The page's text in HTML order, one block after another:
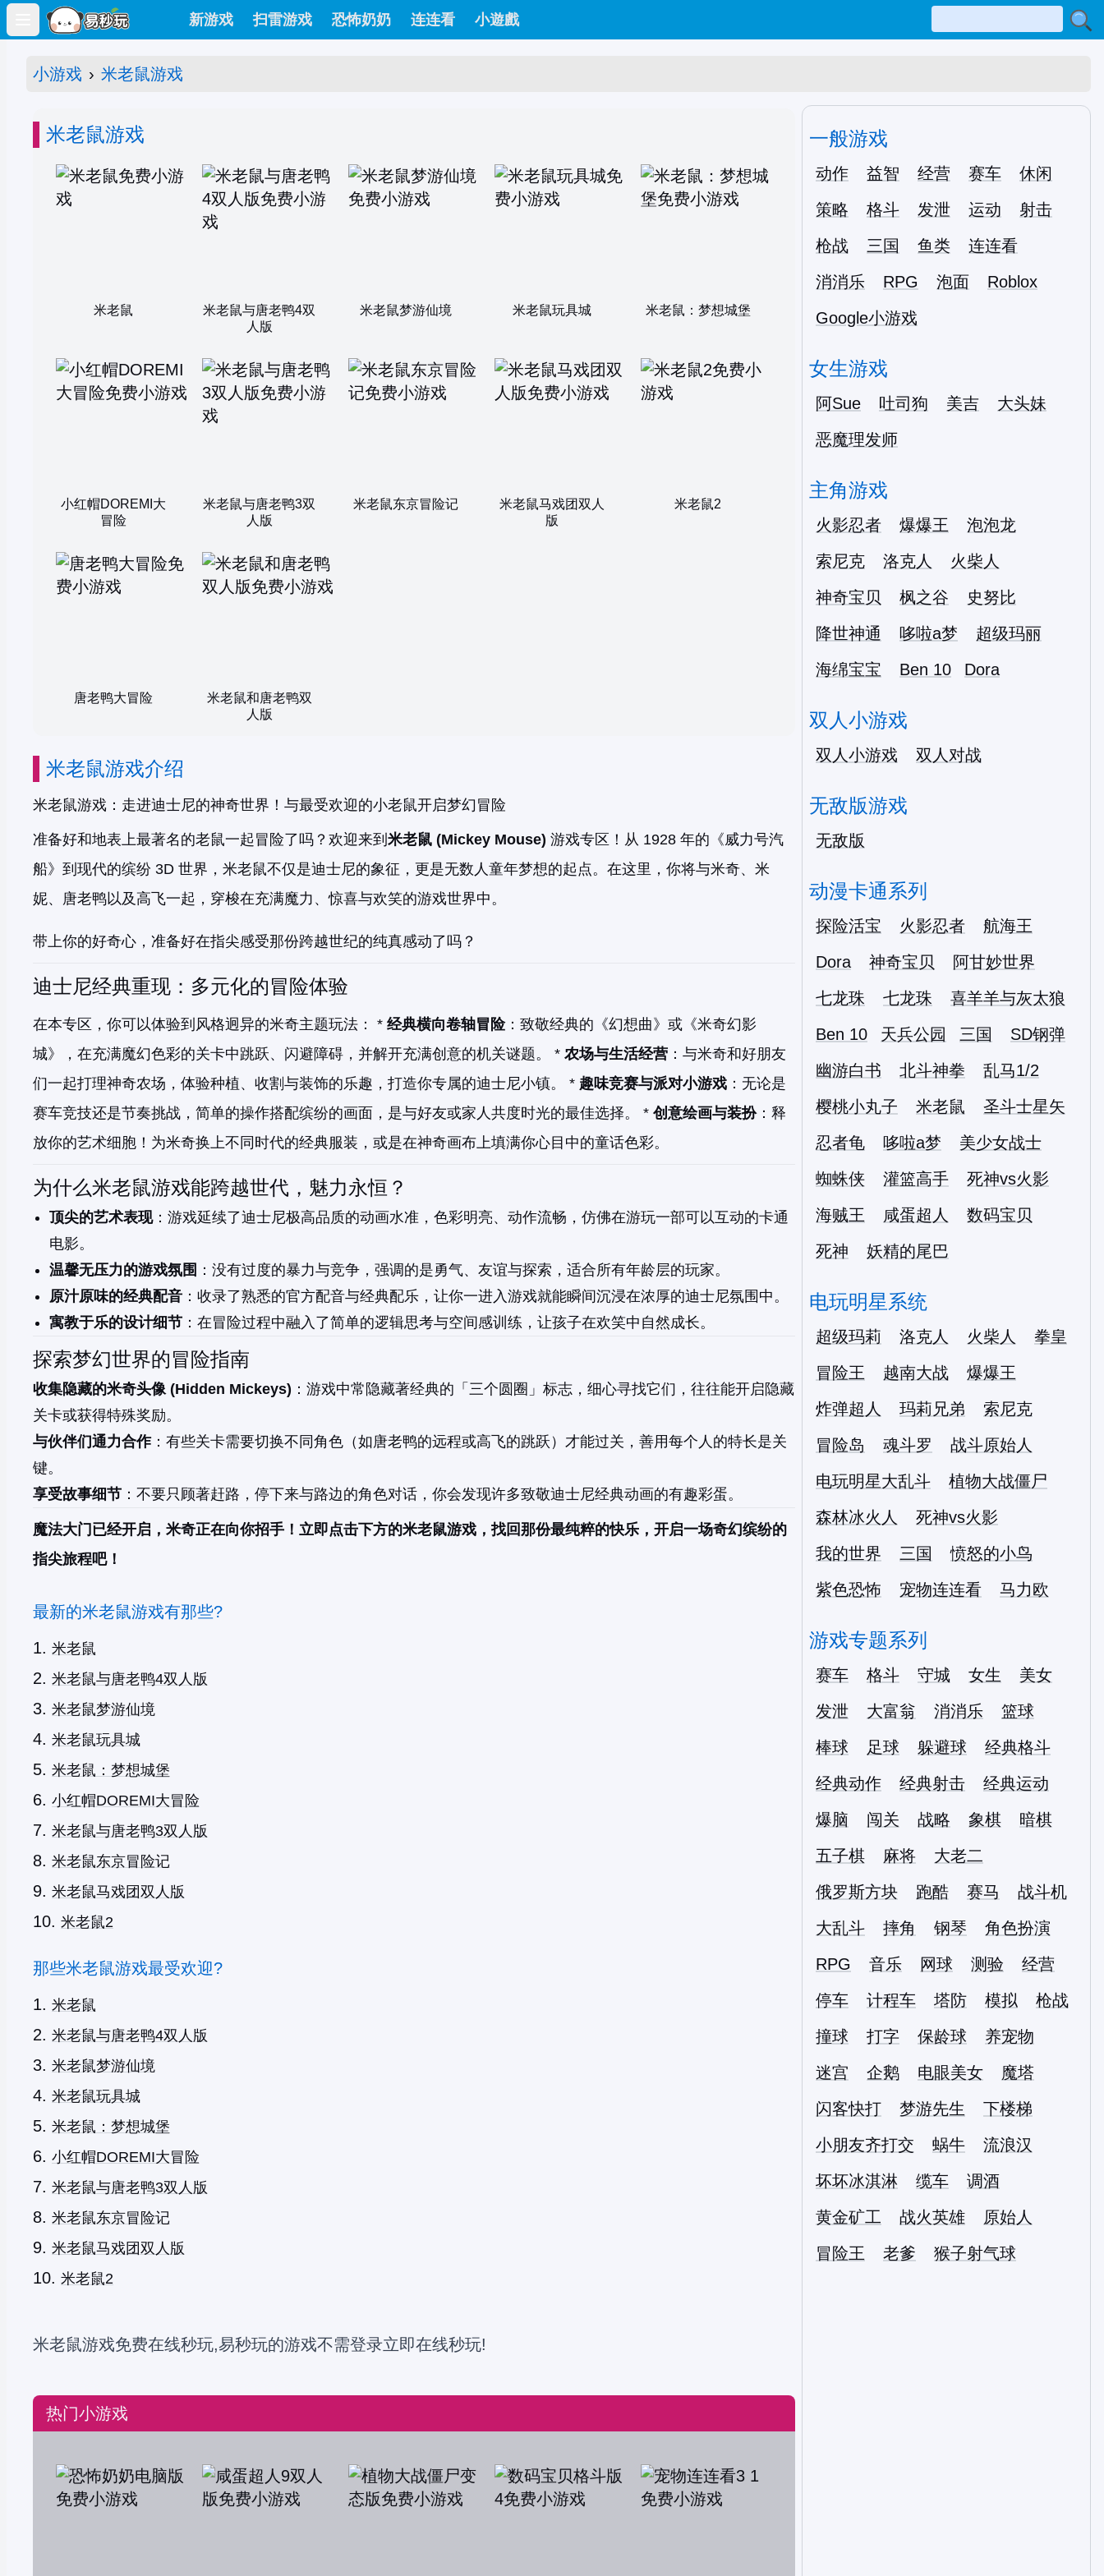
Open main menu
新游戏 扫雷游戏 恐怖奶奶 连连看 小遊戲
小游戏 › 米老鼠游戏
米老鼠游戏
米老鼠
米老鼠与唐老鸭4双
人版
米老鼠梦游仙境 米老鼠玩具城 米老鼠：梦想城堡
小红帽DOREMI大
冒险
米老鼠与唐老鸭3双
人版
米老鼠东京冒险记
米老鼠马戏团双人
版
米老鼠2
唐老鸭大冒险
米老鼠和唐老鸭双
人版
米老鼠游戏介绍
米老鼠游戏：走进迪士尼的神奇世界！与最受欢迎的小老鼠开启梦幻冒险
准备好和地表上最著名的老鼠一起冒险了吗？欢迎来到 米老鼠 (Mickey Mouse) 游戏专区！从 1928 年的《威力号汽
船》到现代的缤纷 3D 世界，米老鼠不仅是迪士尼的象征，更是无数人童年梦想的起点。在这里，你将与米奇、米
妮、唐老鸭以及高飞一起，穿梭在充满魔力、惊喜与欢笑的游戏世界中。
带上你的好奇心，准备好在指尖感受那份跨越世纪的纯真感动了吗？
迪士尼经典重现：多元化的冒险体验
在本专区，你可以体验到风格迥异的米奇主题玩法： * 经典横向卷轴冒险：致敬经典的《幻想曲》或《米奇幻影
城》，在充满魔幻色彩的关卡中跳跃、闪避障碍，并解开充满创意的机关谜题。 * 农场与生活经营 ：与米奇和好朋友
们一起打理神奇农场，体验种植、收割与装饰的乐趣，打造你专属的迪士尼小镇。 * 趣味竞赛与派对小游戏 ：无论是
赛车竞技还是节奏挑战，简单的操作搭配缤纷的画面，是与好友或家人共度时光的最佳选择。 * 创意绘画与装扮：释
放你的艺术细胞！为米奇换上不同时代的经典服装，或是在神奇画布上填满你心目中的童话色彩。
为什么米老鼠游戏能跨越世代，魅力永恒？
顶尖的艺术表现：游戏延续了迪士尼极高品质的动画水准，色彩明亮、动作流畅，仿佛在游玩一部可以互动的卡通
电影。
温馨无压力的游戏氛围 ：没有过度的暴力与竞争，强调的是勇气、友谊与探索，适合所有年龄层的玩家。
原汁原味的经典配音 ：收录了熟悉的官方配音与经典配乐，让你一进入游戏就能瞬间沉浸在浓厚的迪士尼氛围中。
寓教于乐的设计细节 ：在冒险过程中融入了简单的逻辑思考与空间感训练，让孩子在欢笑中自然成长。
探索梦幻世界的冒险指南
收集隐藏的米奇头像 (Hidden Mickeys) ：游戏中常隐藏著经典的「三个圆圈」标志，细心寻找它们，往往能开启隐藏
关卡或获得特殊奖励。
与伙伴们通力合作：有些关卡需要切换不同角色（如唐老鸭的远程或高飞的跳跃）才能过关，善用每个人的特长是关
键。
享受故事细节 ：不要只顾著赶路，停下来与路边的角色对话，你会发现许多致敬迪士尼经典动画的有趣彩蛋。
魔法大门已经开启，米奇正在向你招手！立即点击下方的米老鼠游戏，找回那份最纯粹的快乐，开启一场奇幻缤纷的
指尖旅程吧！
最新的米老鼠游戏有那些?
米老鼠
米老鼠与唐老鸭4双人版
米老鼠梦游仙境
米老鼠玩具城
米老鼠：梦想城堡
小红帽DOREMI大冒险
米老鼠与唐老鸭3双人版
米老鼠东京冒险记
米老鼠马戏团双人版
米老鼠2
那些米老鼠游戏最受欢迎?
米老鼠
米老鼠与唐老鸭4双人版
米老鼠梦游仙境
米老鼠玩具城
米老鼠：梦想城堡
小红帽DOREMI大冒险
米老鼠与唐老鸭3双人版
米老鼠东京冒险记
米老鼠马戏团双人版
米老鼠2
米老鼠游戏免费在线秒玩,易秒玩的游戏不需登录立即在线秒玩!
热门小游戏
一般游戏
动作 益智 经营 赛车
休闲
策略
格斗 发泄 运动
射击
枪战
三国 鱼类
连连看
消消乐
RPG 泡面
Roblox
Google小游戏
女生游戏
阿Sue 吐司狗 美吉
大头妹
恶魔理发师
主角游戏
火影忍者 爆爆王
泡泡龙
索尼克
洛克人
火柴人
神奇宝贝
枫之谷
史努比
降世神通
哆啦a梦
超级玛丽
海绵宝宝
Ben 10 Dora
双人小游戏
双人小游戏 双人对战
无敌版游戏
无敌版
动漫卡通系列
探险活宝 火影忍者
航海王
Dora
神奇宝贝
阿甘妙世界
七龙珠
七龙珠
喜羊羊与灰太狼
Ben 10
天兵公园 三国
SD钢弹
幽游白书
北斗神拳
乱马1/2
樱桃小丸子
米老鼠
圣斗士星矢
忍者龟
哆啦a梦
美少女战士
蜘蛛侠
灌篮高手
死神vs火影
海贼王
咸蛋超人
数码宝贝
死神
妖精的尾巴
电玩明星系统
超级玛莉 洛克人 火柴人
拳皇
冒险王
越南大战
爆爆王
炸弹超人
玛莉兄弟
索尼克
冒险岛
魂斗罗
战斗原始人
电玩明星大乱斗
植物大战僵尸
森林冰火人
死神vs火影
我的世界
三国
愤怒的小鸟
紫色恐怖
宠物连连看 马力欧
游戏专题系列
赛车 格斗 守城 女生
美女
发泄
大富翁 消消乐
篮球
棒球
足球 躲避球
经典格斗
经典动作
经典射击
经典运动
爆脑
闯关 战略 象棋
暗棋
五子棋
麻将
大老二
俄罗斯方块
跑酷 赛马
战斗机
大乱斗
摔角 钢琴
角色扮演
RPG
音乐 网球 测验
经营
停车
计程车 塔防 模拟
枪战
撞球
打字 保龄球
养宠物
迷宫
企鹅 电眼美女
魔塔
闪客快打
梦游先生
下楼梯
小朋友齐打交
蜗牛
流浪汉
坏坏冰淇淋
缆车
调酒
黄金矿工
战火英雄
原始人
冒险王
老爹 猴子射气球